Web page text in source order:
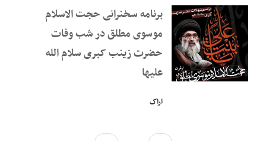
برنامه سخنرانی حجت الاسلام
موسوی مطلق در شب وفات
حضرت زینب کبری سلام الله
علیها